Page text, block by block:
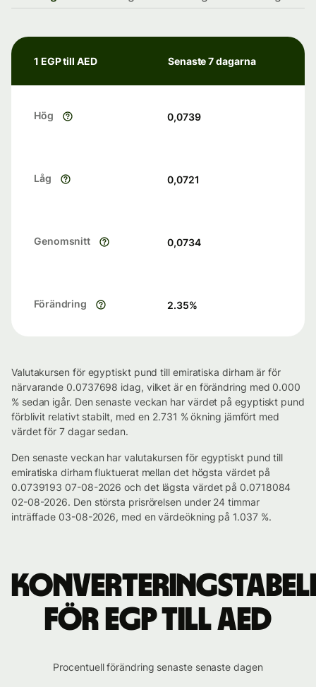
1 EGP till AED Senaste 7 dagarna
Hög 0,0739
Låg 0,0721
Genomsnitt 0,0734
Förändring 2.35%
Valutakursen för egyptiskt pund till emiratiska dirham är för
närvarande 0.0737698 idag, vilket är en förändring med 0.000
% sedan igår. Den senaste veckan har värdet på egyptiskt pund
förblivit relativt stabilt, med en 2.731 % ökning jämfört med
värdet för 7 dagar sedan.
Den senaste veckan har valutakursen för egyptiskt pund till
emiratiska dirham fluktuerat mellan det högsta värdet på
0.0739193 07-08-2026 och det lägsta värdet på 0.0718084
02-08-2026. Den största prisrörelsen under 24 timmar
inträffade 03-08-2026, med en värdeökning på 1.037 %.
för EGP till AED
Procentuell förändring senaste senaste dagen